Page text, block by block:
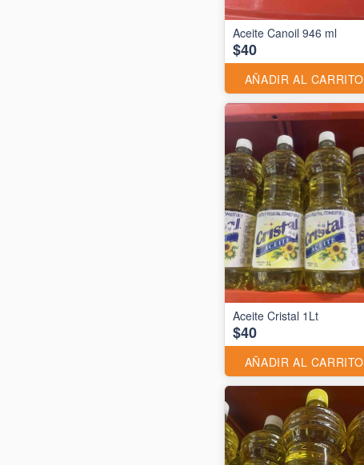
Aceite Canoil 946 ml
$40
AÑADIR AL CARRITO
Aceite Cristal 1Lt
$40
AÑADIR AL CARRITO